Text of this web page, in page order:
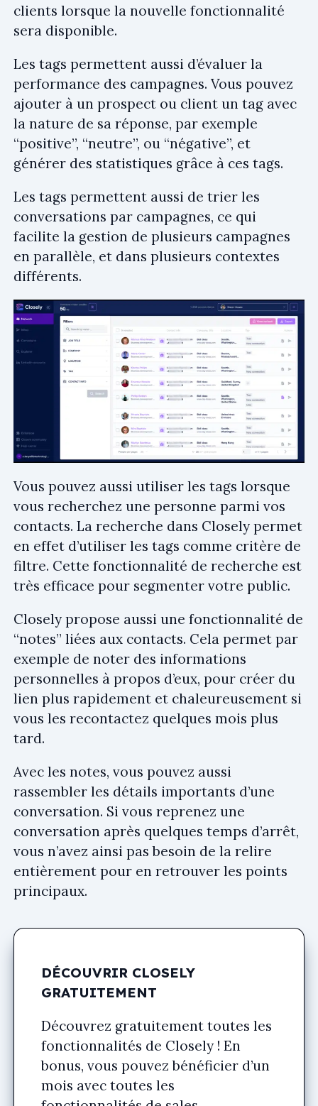
clients lorsque la nouvelle fonctionnalité
sera disponible.
Les tags permettent aussi d’évaluer la
performance des campagnes. Vous pouvez
ajouter à un prospect ou client un tag avec
la nature de sa réponse, par exemple
“positive”, “neutre”, ou “négative”, et
générer des statistiques grâce à ces tags.
Les tags permettent aussi de trier les
conversations par campagnes, ce qui
facilite la gestion de plusieurs campagnes
en parallèle, et dans plusieurs contextes
différents.
Vous pouvez aussi utiliser les tags lorsque
vous recherchez une personne parmi vos
contacts. La recherche dans Closely permet
en effet d’utiliser les tags comme critère de
filtre. Cette fonctionnalité de recherche est
très efficace pour segmenter votre public.
Closely propose aussi une fonctionnalité de
“notes” liées aux contacts. Cela permet par
exemple de noter des informations
personnelles à propos d’eux, pour créer du
lien plus rapidement et chaleureusement si
vous les recontactez quelques mois plus
tard.
Avec les notes, vous pouvez aussi
rassembler les détails importants d’une
conversation. Si vous reprenez une
conversation après quelques temps d’arrêt,
vous n’avez ainsi pas besoin de la relire
entièrement pour en retrouver les points
principaux.
DÉCOUVRIR CLOSELY
GRATUITEMENT
Découvrez gratuitement toutes les
fonctionnalités de Closely ! En
bonus, vous pouvez bénéficier d’un
mois avec toutes les